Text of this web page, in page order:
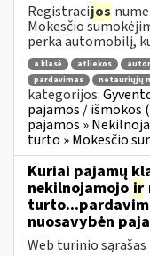
Registracijos
Mokesčio
perka automobilį,
a klasė atliekos
pardavimas
netauriųjų
kategorijos:
pajamos / išmokos
pajamos »
turto » Mokesčio
Kuriai pajamų
nekilnojamojo ir
nuosavybėn
Web turinio sąrašas